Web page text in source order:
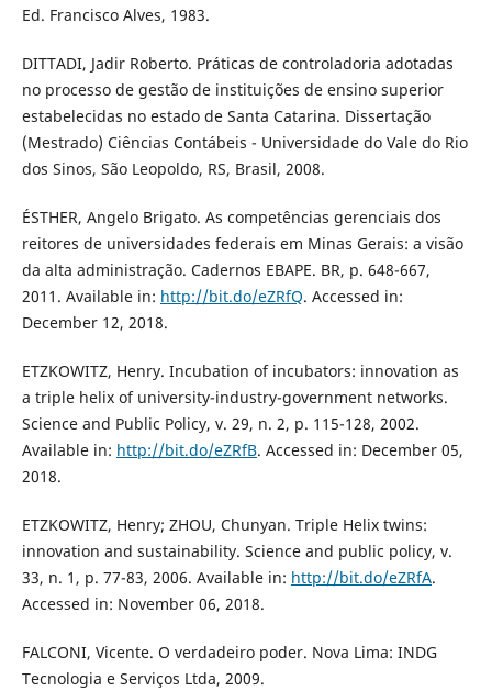
Ed. Francisco Alves, 1983.
DITTADI, Jadir Roberto. Práticas de controladoria adotadas
no processo de gestão de instituições de ensino superior
estabelecidas no estado de Santa Catarina. Dissertação
(Mestrado) Ciências Contábeis - Universidade do Vale do Rio
dos Sinos, São Leopoldo, RS, Brasil, 2008.
ÉSTHER, Angelo Brigato. As competências gerenciais dos
reitores de universidades federais em Minas Gerais: a visão
da alta administração. Cadernos EBAPE. BR, p. 648-667,
2011. Available in: http://bit.do/eZRfQ. Accessed in:
December 12, 2018.
ETZKOWITZ, Henry. Incubation of incubators: innovation as
a triple helix of university-industry-government networks.
Science and Public Policy, v. 29, n. 2, p. 115-128, 2002.
Available in: http://bit.do/eZRfB. Accessed in: December 05,
2018.
ETZKOWITZ, Henry; ZHOU, Chunyan. Triple Helix twins:
innovation and sustainability. Science and public policy, v.
33, n. 1, p. 77-83, 2006. Available in: http://bit.do/eZRfA.
Accessed in: November 06, 2018.
FALCONI, Vicente. O verdadeiro poder. Nova Lima: INDG
Tecnologia e Serviços Ltda, 2009.